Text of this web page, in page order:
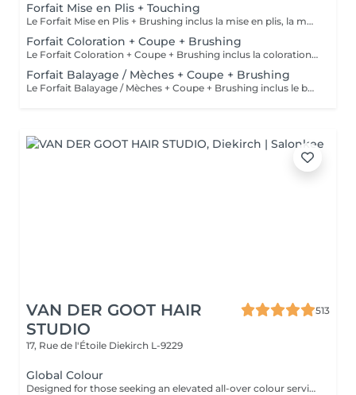
Forfait Mise en Plis + Touching
Le Forfait Mise en Plis + Brushing inclus la mise en plis, la mousse et le shampoing. Le prix pourra varier en fonction de la longueur des cheveux. Pour tout renseignement complémentaire, n'hésitez pas à nous appeler.
Forfait Coloration + Coupe + Brushing
Le Forfait Coloration + Coupe + Brushing inclus la coloration des racines, la coupe, le brushing et le shampoing. Le prix pourra varier en fonction de la longueur des cheveux. Pour tout renseignement complémentaire, n'hésitez pas à nous appeler.
Forfait Balayage / Mèches + Coupe + Brushing
Le Forfait Balayage / Mèches + Coupe + Brushing inclus le balayage, le traitement, la coupe, le brushing, le shampoing et le soin. Le prix pourra varier en fonction de la longueur des cheveux. Pour tout renseignement complémentaire, n'hésitez pas à nous appeler.
VAN DER GOOT HAIR
STUDIO
513
17, Rue de l'Étoile Diekirch L-9229
Global Colour
Designed for those seeking an elevated all-over colour service. Perfect for refreshing rich coppers and vibrant reds while adding warmth, elegance and refined depth to brunette tones.